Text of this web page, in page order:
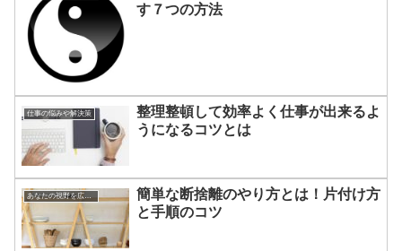
す７つの方法
仕事の悩みや解決策
整理整頓して効率よく仕事が出来るよ
うになるコツとは
あなたの視野を広げる方法
簡単な断捨離のやり方とは！片付け方
と手順のコツ